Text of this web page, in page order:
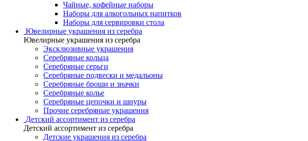
Чайные, кофейные наборы
Наборы для алкогольных напитков
Наборы для сервировки стола
Ювелирные украшения из серебра
Ювелирные украшения из серебра
Эксклюзивные украшения
Серебряные кольца
Серебряные серьги
Серебряные подвески и медальоны
Серебряные броши и значки
Серебряные колье
Серебряные цепочки и шнуры
Прочие серебряные украшения
Детский ассортимент из серебра
Детский ассортимент из серебра
Детские украшения из серебра